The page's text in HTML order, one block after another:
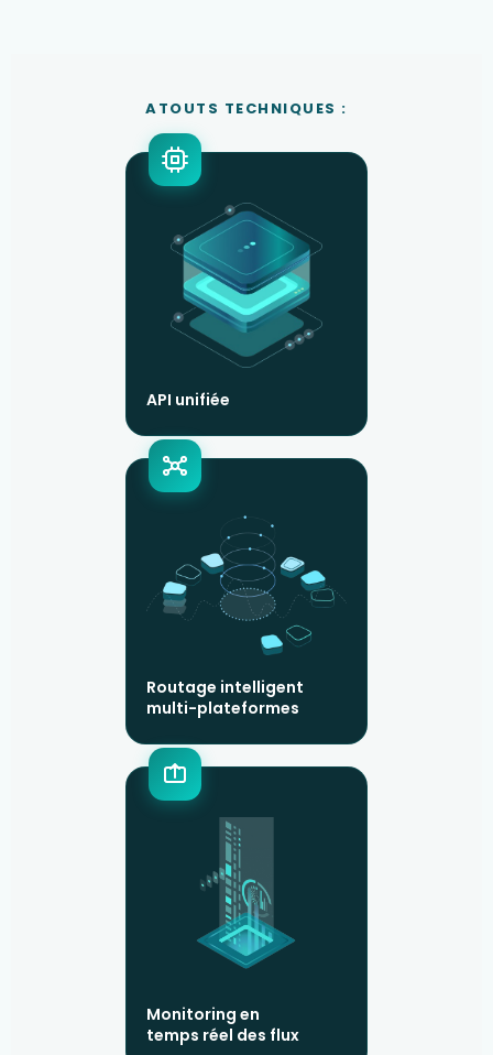
ATOUTS TECHNIQUES :
API unifiée
Routage intelligent
multi-plateformes
Monitoring en
temps réel des flux